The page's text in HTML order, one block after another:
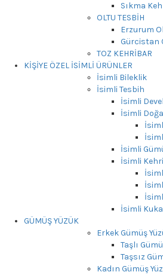
Sıkma
OLTU TESBİH
Erzurum
Gürcistan
TOZ KEHRİBAR
KİŞİYE ÖZEL İSİMLİ ÜRÜNLER
İsimli Bileklik
İsimli Tesbih
İsimli
İsimli
İsimli
İsimli
İsimli
GÜMÜŞ YÜZÜK
Erkek Gümüş
Taşlı
Taşsız
Kadın Gümüş